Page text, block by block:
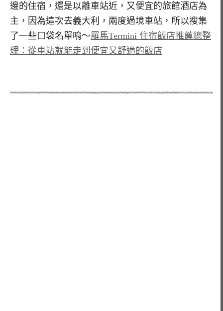
邊的住宿，還是以離車站近，又便宜的旅館酒店為
主，因為這次去義大利，兩度過境車站，所以搜集
了一些口袋名單唷～羅馬Termini 住宿飯店推薦總整
理：從車站就能走到便宜又舒適的飯店